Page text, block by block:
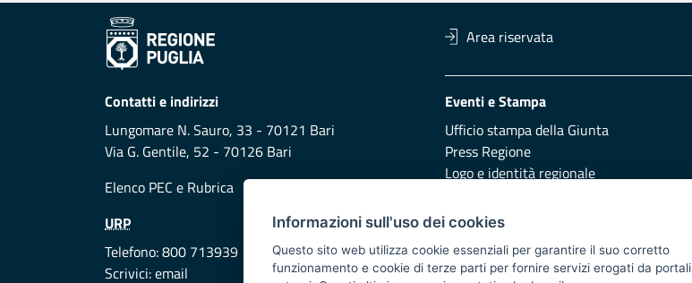
Area riservata
Contatti e indirizzi
Lungomare N. Sauro, 33 - 70121 Bari
Via G. Gentile, 52 - 70126 Bari
Elenco PEC e Rubrica
Eventi e Stampa
Ufficio stampa della Giunta
Press Regione
Logo e identità regionale
URP
Telefono: 800 713939
Scrivici:email
Redazione
Presentazione
Responsabili di pubblicazione
Informazioni sull'uso dei cookies
Questo sito web utilizza cookie essenziali per garantire il suo corretto
funzionamento e cookie di terze parti per fornire servizi erogati da portali